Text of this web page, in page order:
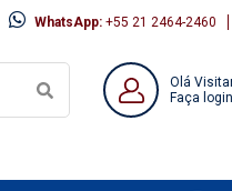
WhatsApp: +55 21 2464-2460
Olá
Faça